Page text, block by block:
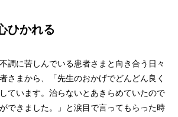
ひかれる
調に苦しんでいる患者さまと向き合う日々
さまから、「先生のおかげでどんどん良く
ています。治らないとあきらめていたので
できました。」と涙目で言ってもらった時